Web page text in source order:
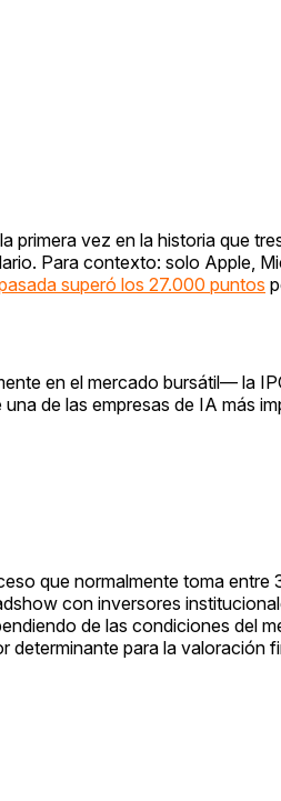
vez en la historia que
Para contexto: solo Apple,
superó los 27.000 puntos
en el mercado bursátil— la
de las empresas de IA más
que normalmente toma entre
con inversores
de las condiciones del
determinante para la valoración